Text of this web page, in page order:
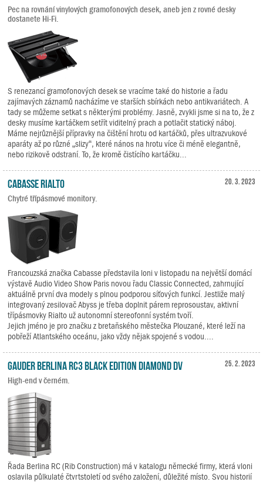
Pec na rovnání vinylových gramofonových desek, aneb jen z rovné desky
dostanete Hi-Fi.
S renezancí gramofonových desek se vracíme také do historie a řadu
zajímavých záznamů nacházíme ve starších sbírkách nebo antikvariátech. A
tady se můžeme setkat s některými problémy. Jasně, zvykli jsme si na to, že z
desky musíme kartáčkem setřít viditelný prach a potlačit statický náboj.
Máme nejrůznější přípravky na čištění hrotu od kartáčků, přes ultrazvukové
aparáty až po různé „slizy“, které nános na hrotu více či méně elegantně,
nebo rizikově odstraní. To, že kromě čistícího kartáčku...
20. 3. 2023
Cabasse RIALTO
Chytré třípásmové monitory.
Francouzská značka Cabasse představila loni v listopadu na největší domácí
výstavě Audio Video Show Paris novou řadu Classic Connected, zahrnující
aktuálně první dva modely s plnou podporou síťových funkcí. Jestliže malý
integrovaný zesilovač Abyss je třeba doplnit párem reprosoustav, aktivní
třípásmovky Rialto už autonomní stereofonní systém tvoří.
Jejich jméno je pro značku z bretaňského městečka Plouzané, které leží na
pobřeží Atlantského oceánu, jako vždy nějak spojené s vodou....
25. 2. 2023
Gauder Berlina RC3 Black Edition Diamond DV
High-end v černém.
Řada Berlina RC (Rib Construction) má v katalogu německé firmy, která vloni
oslavila půlkulaté čtvrtstoletí od svého založení, důležité místo. Svou historií